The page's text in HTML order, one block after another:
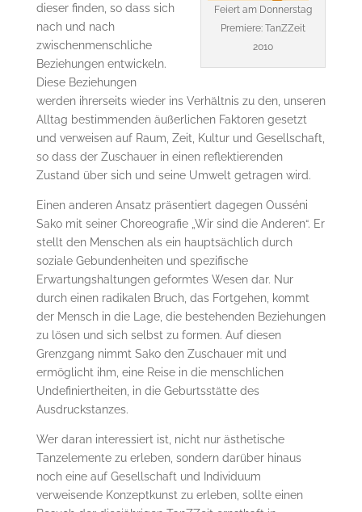
Feiert am Donnerstag
Premiere: TanZZeit
2010
dieser finden, so dass sich
nach und nach
zwischenmenschliche
Beziehungen entwickeln.
Diese Beziehungen
werden ihrerseits wieder ins Verhältnis zu den, unseren
Alltag bestimmenden äußerlichen Faktoren gesetzt
und verweisen auf Raum, Zeit, Kultur und Gesellschaft,
so dass der Zuschauer in einen reflektierenden
Zustand über sich und seine Umwelt getragen wird.
Einen anderen Ansatz präsentiert dagegen Ousséni
Sako mit seiner Choreografie „Wir sind die Anderen“. Er
stellt den Menschen als ein hauptsächlich durch
soziale Gebundenheiten und spezifische
Erwartungshaltungen geformtes Wesen dar. Nur
durch einen radikalen Bruch, das Fortgehen, kommt
der Mensch in die Lage, die bestehenden Beziehungen
zu lösen und sich selbst zu formen. Auf diesen
Grenzgang nimmt Sako den Zuschauer mit und
ermöglicht ihm, eine Reise in die menschlichen
Undefiniertheiten, in die Geburtsstätte des
Ausdruckstanzes.
Wer daran interessiert ist, nicht nur ästhetische
Tanzelemente zu erleben, sondern darüber hinaus
noch eine auf Gesellschaft und Individuum
verweisende Konzeptkunst zu erleben, sollte einen